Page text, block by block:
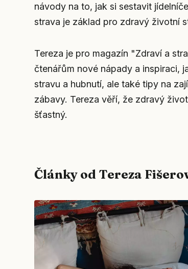
návody na to, jak si sestavit
strava je základ pro zdravý životní
Tereza je pro magazín "Zdraví a
čtenářům nové nápady a inspiraci,
stravu a hubnutí, ale také tipy na
zábavy. Tereza věří, že zdravý
šťastný.
Články od Tereza